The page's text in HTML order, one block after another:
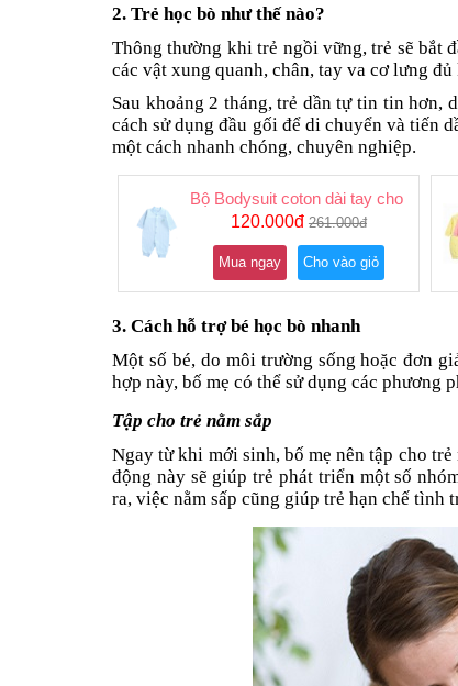
2. Trẻ học bò như thế nào?
Thông thường khi trẻ ngồi vững, trẻ sẽ bắt
các vật xung quanh, chân, tay va cơ lưng
Sau khoảng 2 tháng, trẻ dần tự tin tin hơn,
cách sử dụng đầu gối để di chuyển và tiến
một cách nhanh chóng, chuyên nghiệp.
Bộ Bodysuit coton dài tay cho bé sơ
120.000đ 261.000đ
Mua ngay Cho vào giỏ
3. Cách hỗ trợ bé học bò nhanh
Một số bé, do môi trường sống hoặc đơn
hợp này, bố mẹ có thể sử dụng các phương
Tập cho trẻ nằm sắp
Ngay từ khi mới sinh, bố mẹ nên tập cho
động này sẽ giúp trẻ phát triển một số
ra, việc nằm sấp cũng giúp trẻ hạn chế tình